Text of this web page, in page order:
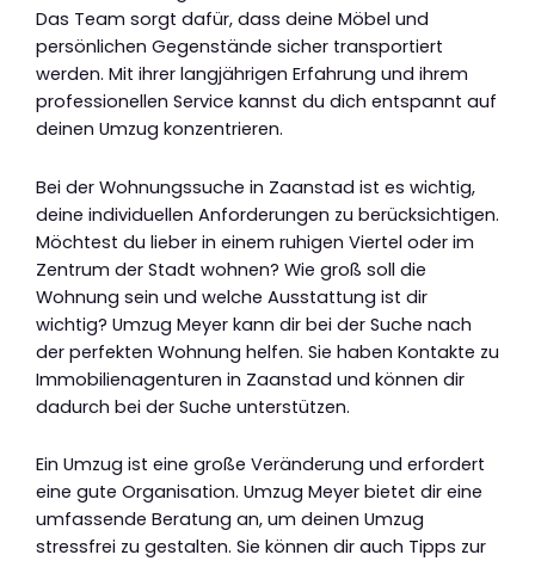
Das Team sorgt dafür, dass deine Möbel und
persönlichen Gegenstände sicher transportiert
werden. Mit ihrer langjährigen Erfahrung und ihrem
professionellen Service kannst du dich entspannt auf
deinen Umzug konzentrieren.
Bei der Wohnungssuche in Zaanstad ist es wichtig,
deine individuellen Anforderungen zu berücksichtigen.
Möchtest du lieber in einem ruhigen Viertel oder im
Zentrum der Stadt wohnen? Wie groß soll die
Wohnung sein und welche Ausstattung ist dir
wichtig? Umzug Meyer kann dir bei der Suche nach
der perfekten Wohnung helfen. Sie haben Kontakte zu
Immobilienagenturen in Zaanstad und können dir
dadurch bei der Suche unterstützen.
Ein Umzug ist eine große Veränderung und erfordert
eine gute Organisation. Umzug Meyer bietet dir eine
umfassende Beratung an, um deinen Umzug
stressfrei zu gestalten. Sie können dir auch Tipps zur